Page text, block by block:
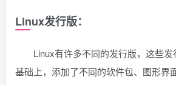
Linux发行版：
Linux有许多不同的发行版，这些
基础上，添加了不同的软件包、图形界